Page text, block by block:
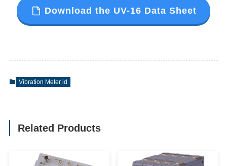
Download the UV-16 Data Sheet
Vibration Meter id
Related Products